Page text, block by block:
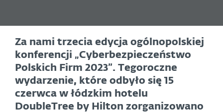
Za nami trzecia edycja ogólnopolskiej
konferencji „Cyberbezpieczeństwo
Polskich Firm 2023”. Tegoroczne
wydarzenie, które odbyło się 15
czerwca w łódzkim hotelu
DoubleTree by Hilton zorganizowano